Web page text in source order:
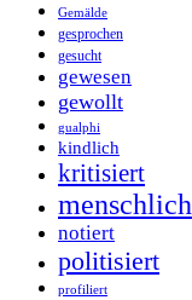
Gemälde
gesprochen
gesucht
gewesen
gewollt
gualphi
kindlich
kritisiert
menschlich
notiert
politisiert
profiliert